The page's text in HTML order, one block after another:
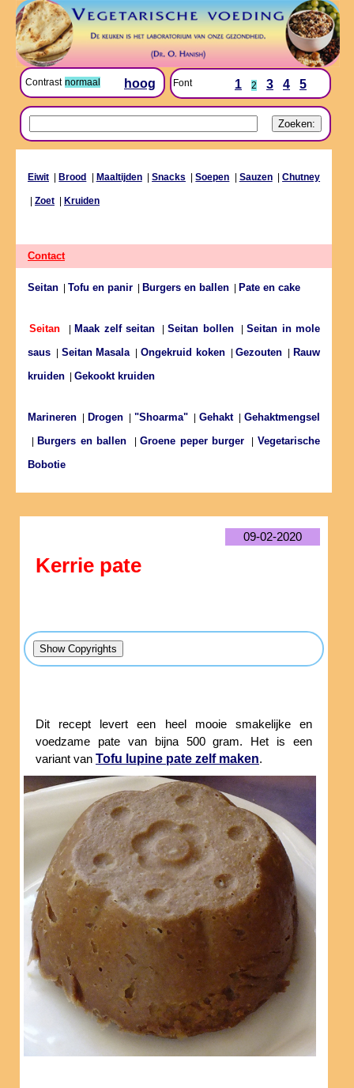
Contrast normaal hoog Font 1 2 3 4 5
Eiwit Brood Maaltijden|Snacks |Soepen Sauzen|Chutney
Zoet Kruiden
Contact
Seitan Tofu en panir Burgers en ballen Pate en cake
Seitan Maak zelf seitan |Seitan bollen|Seitan in mole
saus
Seitan Masala|Ongekruid koken|Gezouten
Rauw
kruiden
Gekookt kruiden
Marineren Drogen "Shoarma" Gehakt|Gehaktmengsel
Burgers en ballen |Groene peper burger |Vegetarische
Bobotie
09-02-2020
Kerrie pate
Dit recept levert een heel mooie smakelijke en
voedzame pate van bijna 500 gram. Het is een
variant van Tofu lupine pate zelf maken.